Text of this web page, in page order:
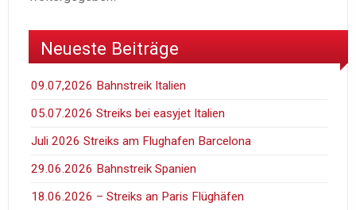
Neueste Beiträge
09.07,2026 Bahnstreik Italien
05.07.2026 Streiks bei easyjet Italien
Juli 2026 Streiks am Flughafen Barcelona
29.06.2026 Bahnstreik Spanien
18.06.2026 – Streiks an Paris Flüghäfen